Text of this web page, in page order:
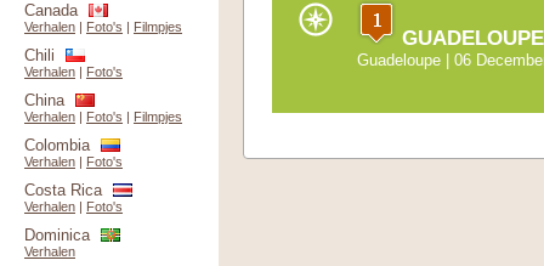
Guadeloupe| 06
Canada
Verhalen | Foto's | Filmpjes
Chili
Verhalen | Foto's
China
Verhalen | Foto's | Filmpjes
Colombia
Verhalen | Foto's
Costa Rica
Verhalen | Foto's
Dominica
Verhalen